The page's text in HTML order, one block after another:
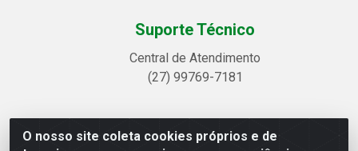
O nosso site coleta cookies próprios e de
Suporte Técnico
Central de Atendimento
(27) 99769-7181
Linhavix Distribuidora LTDA - Avenida Alegre, 2521 -